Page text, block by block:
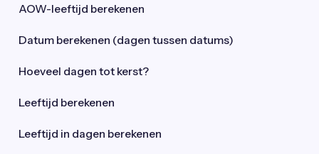
AOW-leeftijd berekenen
Datum berekenen (dagen tussen datums)
Hoeveel dagen tot kerst?
Leeftijd berekenen
Leeftijd in dagen berekenen